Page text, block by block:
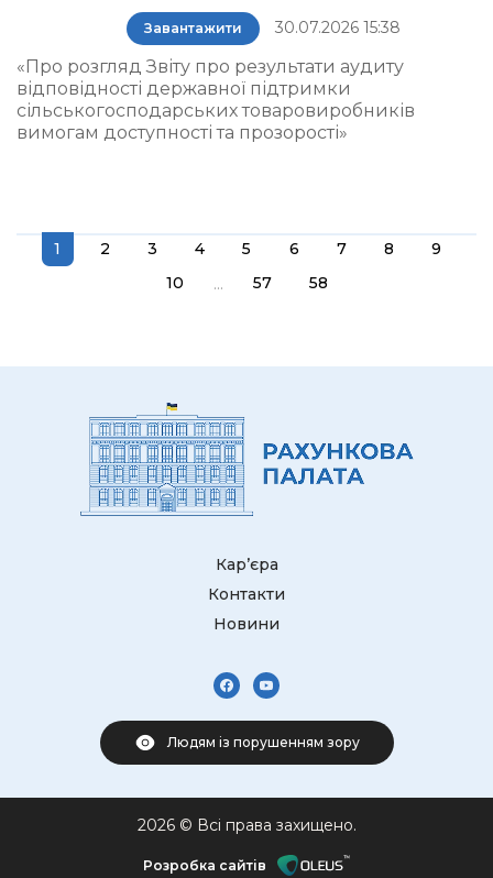
Завантажити 30.07.2026 15:38
«Про розгляд Звіту про результати аудиту
відповідності державної підтримки
сільськогосподарських товаровиробників
вимогам доступності та прозорості»
1 2 3 4 5 6 7 8
9
10
... 57 58
Кар’єра
Контакти
Новини
Людям із порушенням зору
2026 © Всі права захищено.
Розробка сайтів